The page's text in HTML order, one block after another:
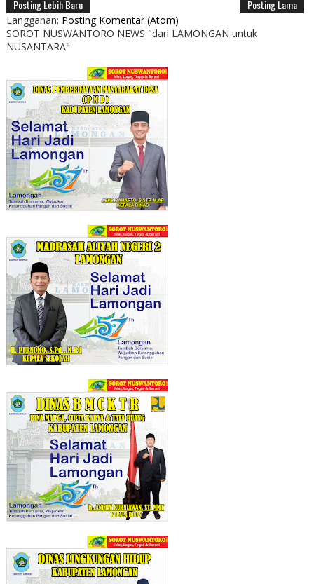
Posting Lebih Baru Posting Lama
Langganan: Posting Komentar (Atom)
SOROT NUSWANTORO NEWS "dari LAMONGAN untuk
NUSANTARA"